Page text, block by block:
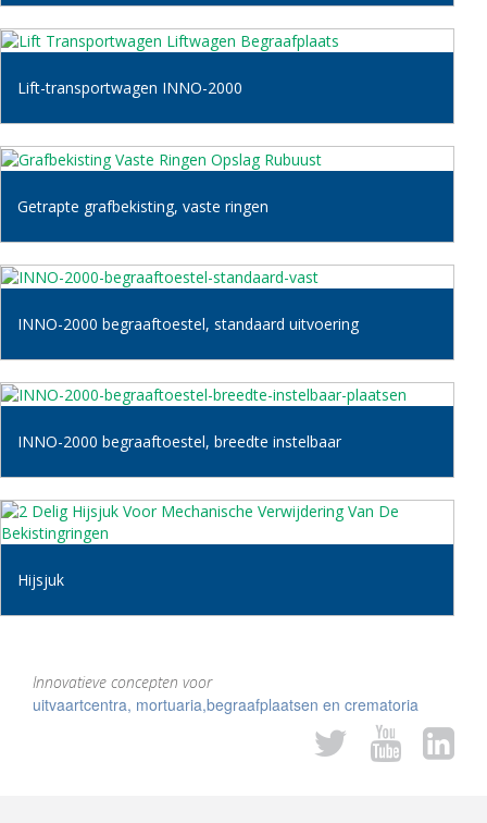
Lift-transportwagen INNO-2000
Getrapte grafbekisting, vaste ringen
INNO-2000 begraaftoestel, standaard uitvoering
INNO-2000 begraaftoestel, breedte instelbaar
Hijsjuk
Innovatieve concepten voor
uitvaartcentra, mortuaria,begraafplaatsen en crematoria